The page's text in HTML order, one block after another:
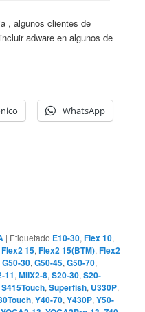
, algunos clientes de
adware en algunos de
WhatsApp
| Etiquetado E10-30,Flex 10,
Flex2 15,Flex2 15(BTM),Flex2
G50-30,G50-45,G50-70,
11,MIIX2-8,S20-30,S20-
S415Touch,Superfish, U330P,
,Y40-70,Y430P,Y50-